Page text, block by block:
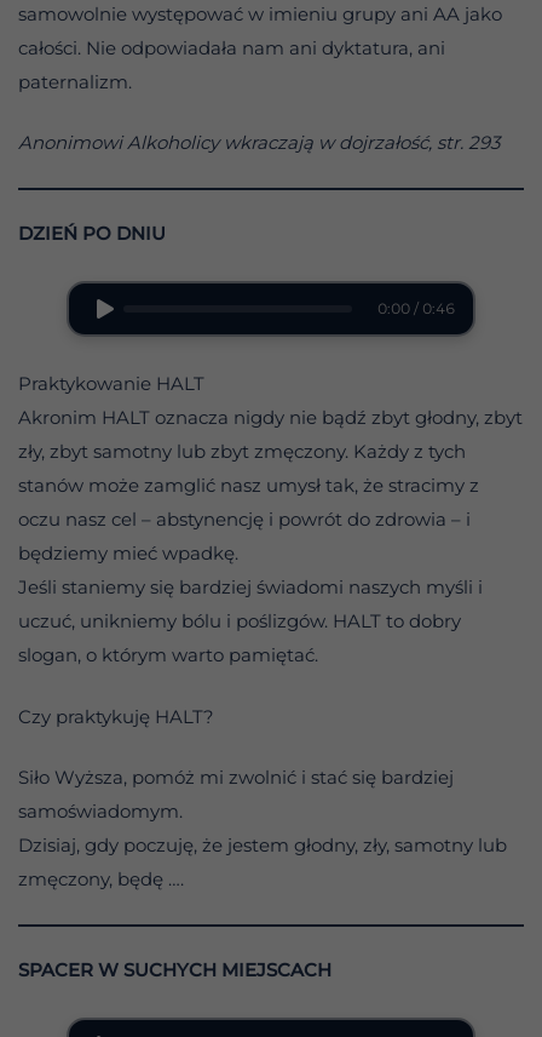
samowolnie występować w imieniu grupy ani AA jako
całości. Nie odpowiadała nam ani dyktatura, ani
paternalizm.
Anonimowi Alkoholicy wkraczają w dojrzałość, str. 293
DZIEŃ PO DNIU
0:00 / 0:46
Praktykowanie HALT
Akronim HALT oznacza nigdy nie bądź zbyt głodny, zbyt
zły, zbyt samotny lub zbyt zmęczony. Każdy z tych
stanów może zamglić nasz umysł tak, że stracimy z
oczu nasz cel – abstynencję i powrót do zdrowia – i
będziemy mieć wpadkę.
Jeśli staniemy się bardziej świadomi naszych myśli i
uczuć, unikniemy bólu i poślizgów. HALT to dobry
slogan, o którym warto pamiętać.
Czy praktykuję HALT?
Siło Wyższa, pomóż mi zwolnić i stać się bardziej
samoświadomym.
Dzisiaj, gdy poczuję, że jestem głodny, zły, samotny lub
zmęczony, będę ….
SPACER W SUCHYCH MIEJSCACH